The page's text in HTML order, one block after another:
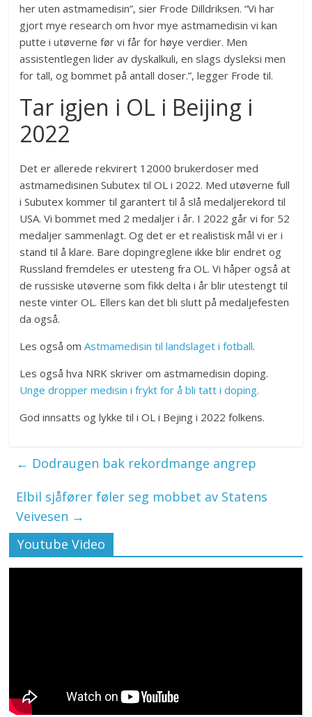
her uten astmamedisin”, sier Frode Dilldriksen. “Vi har
gjort mye research om hvor mye astmamedisin vi kan
putte i utøverne før vi får for høye verdier. Men
assistentlegen lider av dyskalkuli, en slags dysleksi men
for tall, og bommet på antall doser.”, legger Frode til.
Tar igjen i OL i Beijing i
2022
Det er allerede rekvirert 12000 brukerdoser med
astmamedisinen Subutex til OL i 2022. Med utøverne full
i Subutex kommer til garantert til å slå medaljerekord til
USA. Vi bommet med 2 medaljer i år. I 2022 går vi for 52
medaljer sammenlagt. Og det er et realistisk mål vi er i
stand til å klare. Bare dopingreglene ikke blir endret og
Russland fremdeles er utesteng fra OL. Vi håper også at
de russiske utøverne som fikk delta i år blir utestengt til
neste vinter OL. Ellers kan det bli slutt på medaljefesten
da også.
Les også omAstmamedisin til landslaget i fotball.
Les også hva NRK skriver om astmamedisin doping.
Unge dropper medisin i frykt for å bli tatt i doping.
God innsatts og lykke til i OL i Bejing i 2022 folkens.
← Dodraugen bak rekordmange angrep
Elbil sjåfører føler seg mobbet av Statens
Veivesen →
Youtube Video